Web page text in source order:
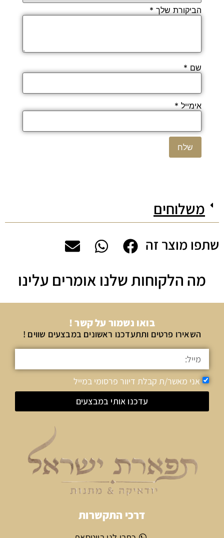
הביקורת שלך *
שם *
אימייל *
משלוחים
שתפו מוצר זה
מה הלקוחות שלנו אומרים עלינו
בואו נשמור על קשר !
השאירו פרטים ותתעדכנו ראשונים במבצעים שווים !
אני מאשר/ת קבלת דיוור פרסומי במייל
עדכנו אותי במבצעים
דרכי התקשרות